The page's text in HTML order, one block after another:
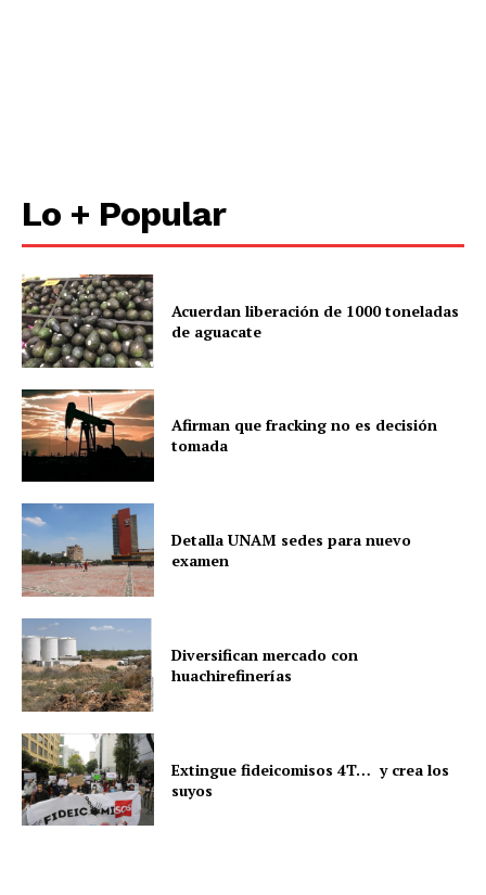
Lo + Popular
Acuerdan liberación de 1000 toneladas
de aguacate
Afirman que fracking no es decisión
tomada
Detalla UNAM sedes para nuevo
examen
Diversifican mercado con
huachirefinerías
Extingue fideicomisos 4T… y crea los
suyos